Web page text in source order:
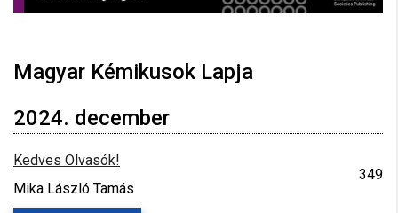
Magyar Kémikusok Lapja
2024. december
Kedves Olvasók!
Mika László Tamás
349